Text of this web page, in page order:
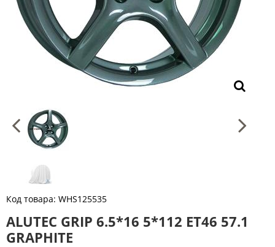
Код товара: WHS125535
ALUTEC GRIP 6.5*16 5*112 ET46 57.1
GRAPHITE